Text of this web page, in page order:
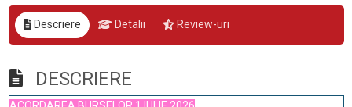
Descriere Detalii Review-uri
DESCRIERE